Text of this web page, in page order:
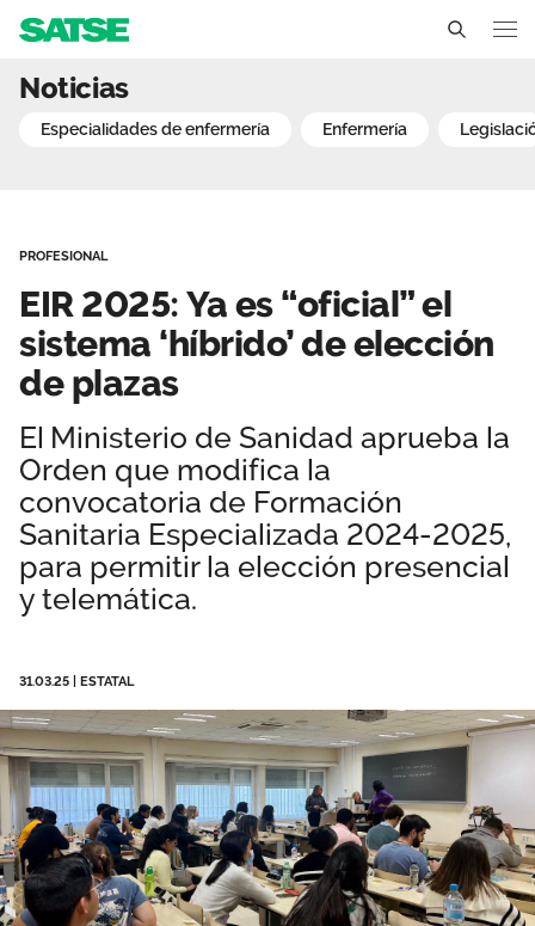
Delegados Sindicales
Estructura organizativa
Transparencia
Secciones sindicales
Servicios
Ventajas
Actualidad
Temas
Noticias
Sala de prensa
Perspectivas
Vídeos
Documentos
Publicaciones
Sedes
Contáctanos
Área privada
EIR 2025: Ya es “oficial”
Noticias
especialidades de enfermería enfermería
PROFESIONAL
EIR 2025: Ya es “oficial” el
sistema ‘híbrido’ de elección
de plazas
El Ministerio de Sanidad aprueba la
Orden que modifica la
convocatoria de Formación
Sanitaria Especializada 2024-2025,
para permitir la elección presencial
y telemática.
31.03.25 ESTATAL